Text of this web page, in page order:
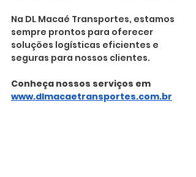
Na DL Macaé Transportes, estamos
sempre prontos para oferecer
soluções logísticas eficientes e
seguras para nossos clientes.
Conheça nossos serviços em
www.dlmacaetransportes.com.br